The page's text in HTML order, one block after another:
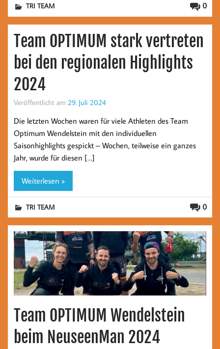
0
TRI TEAM
Team OPTIMUM stark vertreten
bei den regionalen Highlights
2024
Veröffentlicht am 29. Juli 2024
Die letzten Wochen waren für viele Athleten des Team
Optimum Wendelstein mit den individuellen
Saisonhighlights gespickt – Wochen, teilweise ein ganzes
Jahr, wurde für diesen […]
Weiterlesen »
0
TRI TEAM
Team OPTIMUM Wendelstein
beim NeuseenMan 2024